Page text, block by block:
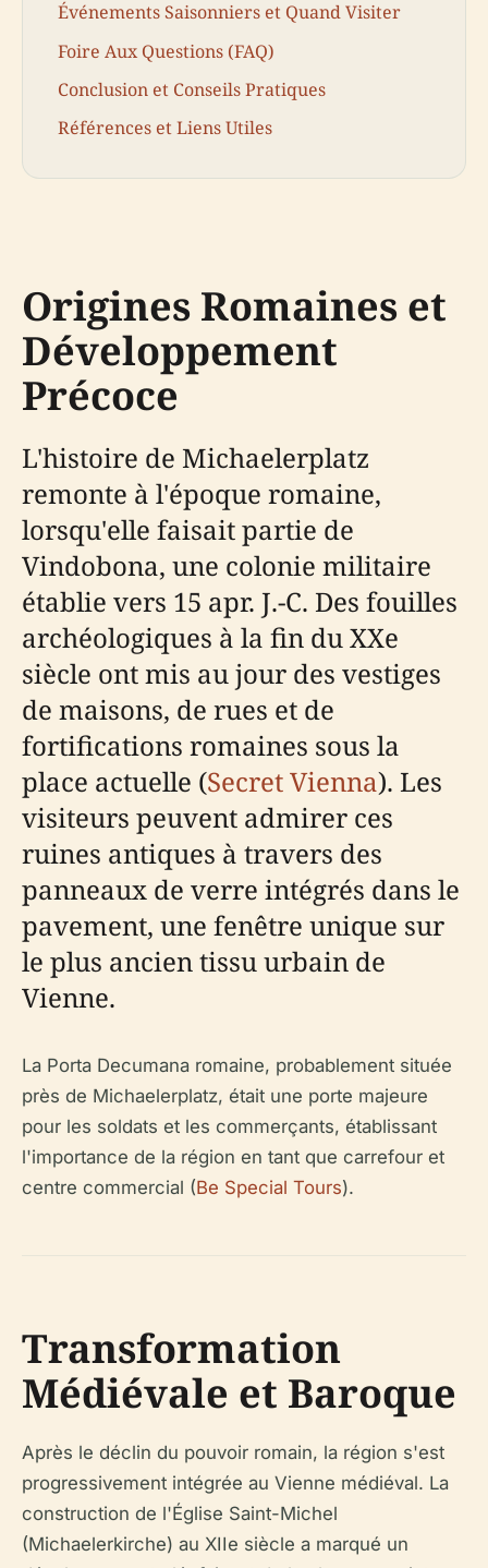
Événements Saisonniers et Quand Visiter
Foire Aux Questions (FAQ)
Conclusion et Conseils Pratiques
Références et Liens Utiles
Origines Romaines et
Développement
Précoce
L'histoire de Michaelerplatz
remonte à l'époque romaine,
lorsqu'elle faisait partie de
Vindobona, une colonie militaire
établie vers 15 apr. J.-C. Des fouilles
archéologiques à la fin du XXe
siècle ont mis au jour des vestiges
de maisons, de rues et de
fortifications romaines sous la
place actuelle (Secret Vienna). Les
visiteurs peuvent admirer ces
ruines antiques à travers des
panneaux de verre intégrés dans le
pavement, une fenêtre unique sur
le plus ancien tissu urbain de
Vienne.
La Porta Decumana romaine, probablement située
près de Michaelerplatz, était une porte majeure
pour les soldats et les commerçants, établissant
l'importance de la région en tant que carrefour et
centre commercial (Be Special Tours).
Transformation
Médiévale et Baroque
Après le déclin du pouvoir romain, la région s'est
progressivement intégrée au Vienne médiéval. La
construction de l'Église Saint-Michel
(Michaelerkirche) au XIIe siècle a marqué un